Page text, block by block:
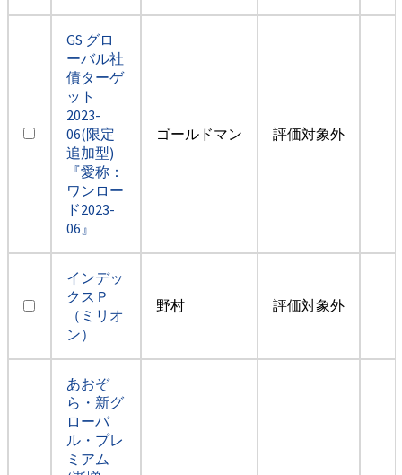
GS グロ
ーバル社
債ターゲ
ット
2023-
06(限定
追加型)
『愛称：
ワンロー
ド2023-
06』
ゴールドマン 評価対象外
インデッ
クスＰ
（ミリオ
ン）
野村 評価対象外
あおぞ
ら・新グ
ローバ
ル・プレ
ミアム